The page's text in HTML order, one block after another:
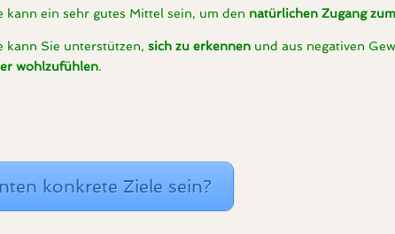
kann ein sehr gutes Mittel sein, um den natürlichen Zugang
kann Sie unterstützen,sich zu erkennen und aus negativen
wohlzufühlen.
konkrete Ziele sein?